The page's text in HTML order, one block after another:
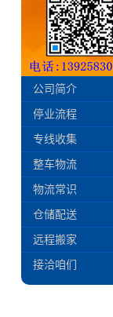
公司简介
停业流程
专线收集
整车物流
物流常识
仓储配送
远程搬家
接洽咱们